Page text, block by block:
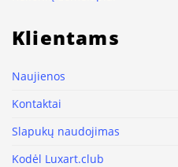
Klientams
Naujienos
Kontaktai
Slapukų naudojimas
Kodėl Luxart.club